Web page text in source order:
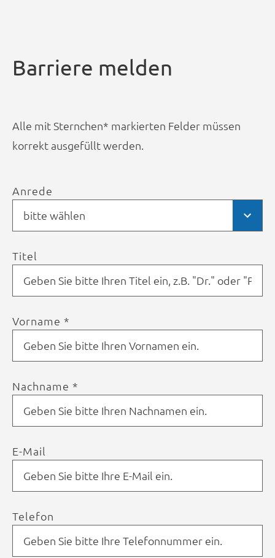
Barriere melden
Alle mit Sternchen* markierten Felder müssen
korrekt ausgefüllt werden.
Anrede
bitte wählen
Titel
Vorname *
Nachname *
E-Mail
Telefon